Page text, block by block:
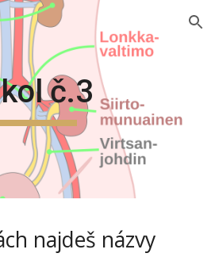
Skip to navigation
č.3